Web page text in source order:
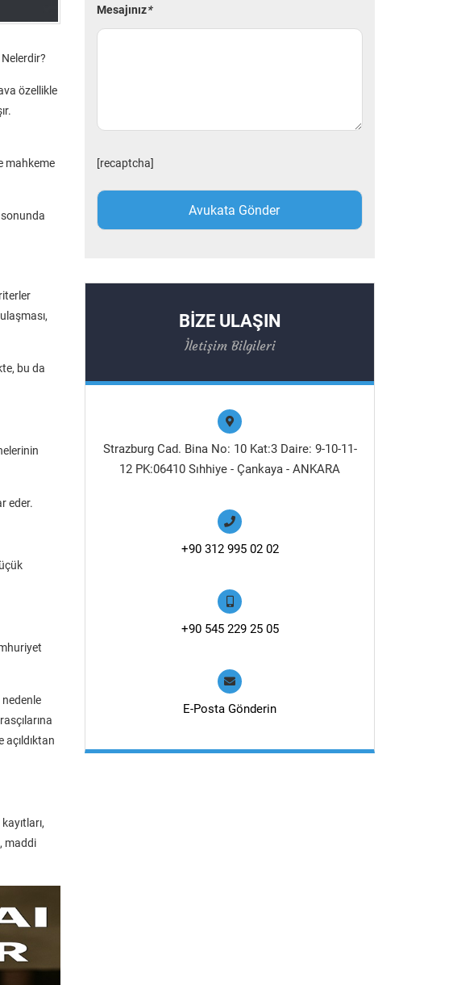
özellikle
mahkeme
sonunda
bu da
eder.
nedenle
açıldıktan
maddi
Mesajınız*
[recaptcha]
BİZE ULAŞIN
İletişim Bilgileri
Strazburg Cad. Bina No: 10 Kat:3 Daire: 9-10-11-
12 PK:06410 Sıhhiye - Çankaya - ANKARA
+90 312 995 02 02
+90 545 229 25 05
E-Posta Gönderin